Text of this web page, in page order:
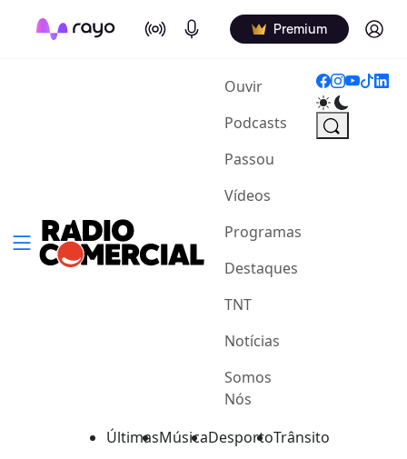
On Air Podcasts Premium Log in
Ouvir(current)
Podcasts
Passou
Vídeos
Programas
Destaques
TNT
Notícias
Somos
Nós
ÚltimasMúsicaDesportoTrânsito